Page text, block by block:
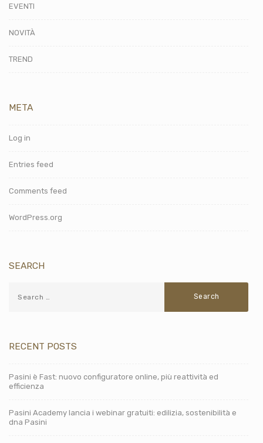
EVENTI
NOVITÀ
TREND
META
Log in
Entries feed
Comments feed
WordPress.org
SEARCH
RECENT POSTS
Pasini è Fast: nuovo configuratore online, più reattività ed
efficienza
Pasini Academy lancia i webinar gratuiti: edilizia, sostenibilità e
dna Pasini